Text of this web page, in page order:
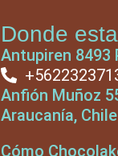
Donde
Antupiren 8493
Anfión Muñoz
Araucanía, Chile
Cómo